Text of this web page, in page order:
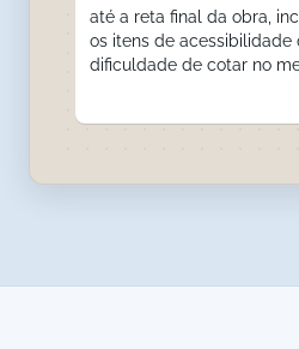
até a reta final da obra,
os itens de acessibilidade
dificuldade de cotar no